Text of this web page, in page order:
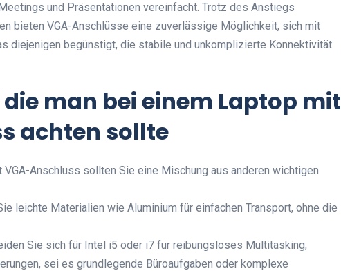
und Präsentationen vereinfacht. Trotz des Anstiegs
bieten VGA-Anschlüsse eine zuverlässige Möglichkeit, sich mit
diejenigen begünstigt, die stabile und unkomplizierte Konnektivität
man bei einem Laptop mit
achten sollte
Anschluss sollten Sie eine Mischung aus anderen wichtigen
leichte Materialien wie Aluminium für einfachen Transport, ohne die
Sie sich für Intel i5 oder i7 für reibungsloses Multitasking,
sei es grundlegende Büroaufgaben oder komplexe